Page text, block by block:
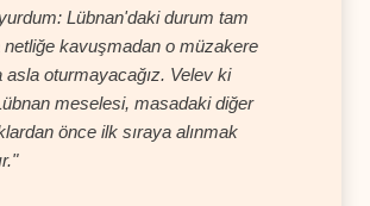
Lübnan'daki durum tam
netliğe kavuşmadan o müzakere
asla oturmayacağız. Velev ki
meselesi, masadaki diğer
önce ilk sıraya alınmak